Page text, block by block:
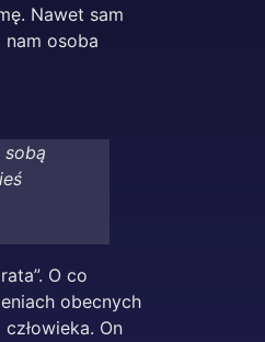
Nawet sam
osoba
sobą
O co
obecnych
On